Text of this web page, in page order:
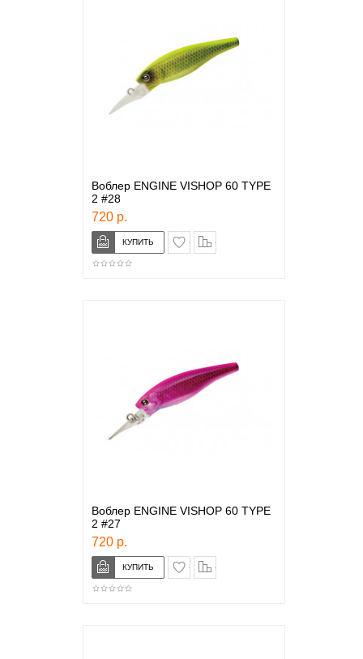
Воблер ENGINE VISHOP 60 TYPE
2 #28
720 р.
в закладки
Воблер ENGINE VISHOP 60 TYPE
2 #27
720 р.
в закладки